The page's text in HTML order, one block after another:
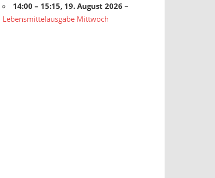
14:00 – 15:15, 19. August 2026 –
Lebensmittelausgabe Mittwoch